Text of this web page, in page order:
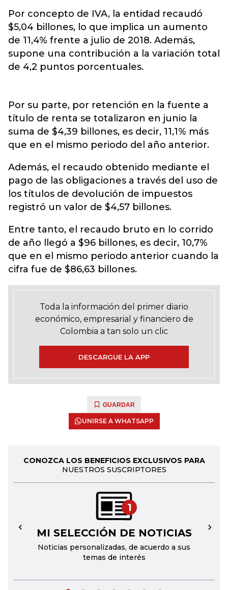
Por concepto de IVA, la entidad recaudó
$5,04 billones, lo que implica un aumento
de 11,4% frente a julio de 2018. Además,
supone una contribución a la variación total
de 4,2 puntos porcentuales.
Por su parte, por retención en la fuente a
título de renta se totalizaron en junio la
suma de $4,39 billones, es decir, 11,1% más
que en el mismo periodo del año anterior.
Además, el recaudo obtenido mediante el
pago de las obligaciones a través del uso de
los títulos de devolución de impuestos
registró un valor de $4,57 billones.
Entre tanto, el recaudo bruto en lo corrido
de año llegó a $96 billones, es decir, 10,7%
que en el mismo periodo anterior cuando la
cifra fue de $86,63 billones.
Toda la información del primer diario
económico, empresarial y financiero de
Colombia a tan solo un clic
DESCARGUE LA APP
GUARDAR
UNIRSE A WHATSAPP
CONOZCA LOS BENEFICIOS EXCLUSIVOS PARA
NUESTROS SUSCRIPTORES
1
MI SELECCIÓN DE NOTICIAS
Noticias personalizadas, de acuerdo a sus
temas de interés
← →